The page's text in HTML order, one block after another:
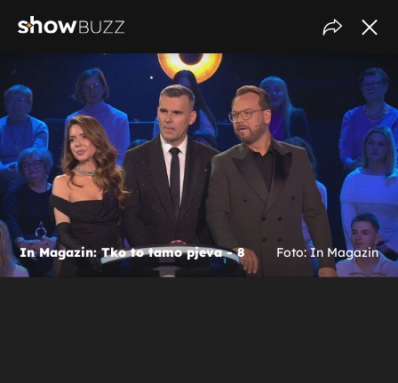
In Magazin: Tko to tamo pjeva - 8 Foto: In Magazin